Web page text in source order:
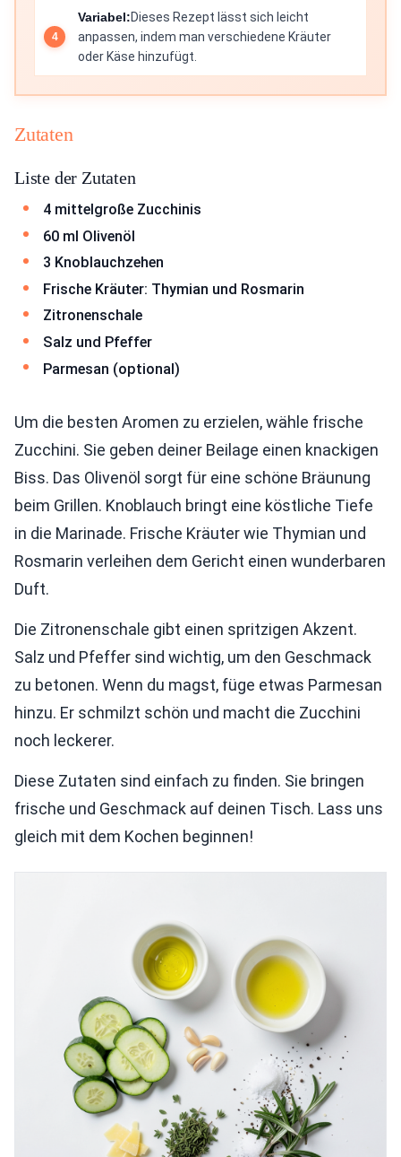
Variabel:Dieses Rezept lässt sich leicht
anpassen, indem man verschiedene Kräuter
oder Käse hinzufügt.
Zutaten
Liste der Zutaten
4 mittelgroße Zucchinis
60 ml Olivenöl
3 Knoblauchzehen
Frische Kräuter: Thymian und Rosmarin
Zitronenschale
Salz und Pfeffer
Parmesan (optional)
Um die besten Aromen zu erzielen, wähle frische
Zucchini. Sie geben deiner Beilage einen knackigen
Biss. Das Olivenöl sorgt für eine schöne Bräunung
beim Grillen. Knoblauch bringt eine köstliche Tiefe
in die Marinade. Frische Kräuter wie Thymian und
Rosmarin verleihen dem Gericht einen wunderbaren
Duft.
Die Zitronenschale gibt einen spritzigen Akzent.
Salz und Pfeffer sind wichtig, um den Geschmack
zu betonen. Wenn du magst, füge etwas Parmesan
hinzu. Er schmilzt schön und macht die Zucchini
noch leckerer.
Diese Zutaten sind einfach zu finden. Sie bringen
frische und Geschmack auf deinen Tisch. Lass uns
gleich mit dem Kochen beginnen!